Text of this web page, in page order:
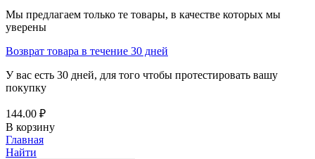
Мы предлагаем только те товары, в качестве которых мы
уверены
Возврат товара в течение 30 дней
У вас есть 30 дней, для того чтобы протестировать вашу
покупку
144.00 ₽
В корзину
Главная
Найти